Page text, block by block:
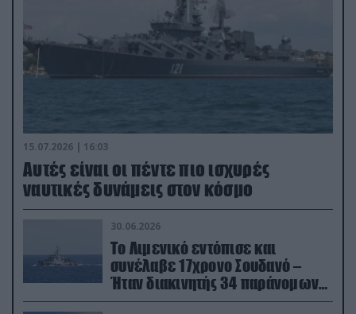
15.07.2026 | 16:03
Aυτές είναι οι πέντε πιο ισχυρές
ναυτικές δυνάμεις στον κόσμο
30.06.2026
Το Λιμενικό εντόπισε και
συνέλαβε 17χρονο Σουδανό –
Ήταν διακινητής 34 παράνομων
μεταναστών